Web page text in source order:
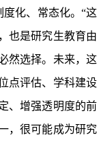
度化、常态化。“这
也是研究生教育由
然选择。未来，这
点评估、学科建设
、增强透明度的前
，很可能成为研究